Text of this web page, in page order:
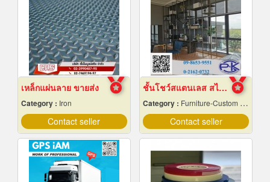
เหล็กแผ่นลาย ขายส่ง
Category : Iron
Contact seller
ชั้นโชว์สแตนเลส สไตล์ Modern
Category : Furniture-Custom Made
Contact seller